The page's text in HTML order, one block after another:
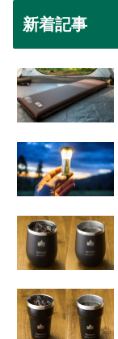
新着記事